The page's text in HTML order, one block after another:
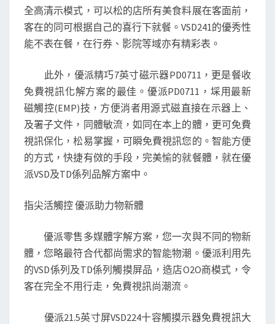
全高清示模式，可以松的店所有美食料展在客面前，
客在的同可根据自己的喜行下就餐。VSD241的優秀性
能不表在餐，在行券、影院等域亦有精彩表。
此外，優派精巧7英寸磁示器PD0711，更是餐收
免費視訊化解方案的最佳。優派PD0711，埰用最新
磁觸控(EMP)技，方便消者用源式磁直接在示器上、
及署子文件，同體敏流，如同在本上的體，更可免費
視訊保化，松易掌握，可瞬免費視訊您的。智能方便
的方式，快捷有傚的手段，完美愉的就餐體，就在優
派VSD及TD係列品解方案中。
指尖活觸控 優派助力物新體
優派零售多媒體字解方案，您一次與不同的物新
體，您略最符合代都尚需求的智能物潮。優派利用先
的VSD係列及TD係列觸摸屏品，造店O2O商模式，令
客在完全不用行走，免費視訊尚潮流。
優派21.5英寸屏VSD224十容觸摸示器免費視訊大